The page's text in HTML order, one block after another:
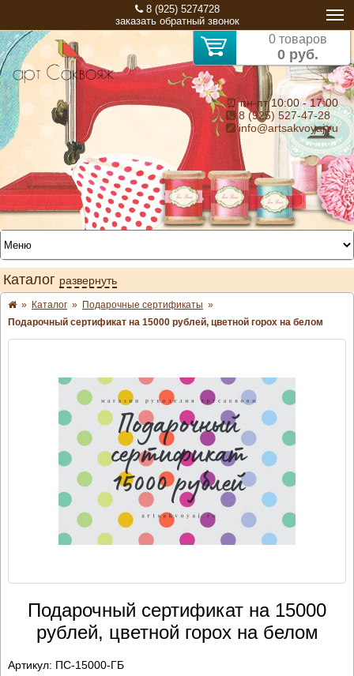
8 (925) 5274728
заказать обратный звонок
0 товаров
0 руб.
⏰ пн-пт 10:00 - 17:00
8 (925) 527-47-28
info@artsakvoyaj.ru
Каталог развернуть
» Каталог » Подарочные сертификаты »
Подарочный сертификат на 15000 рублей, цветной горох на белом
Подарочный сертификат на 15000
рублей, цветной горох на белом
Артикул: ПС-15000-ГБ